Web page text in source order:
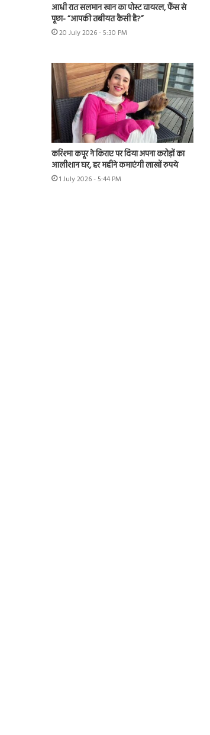
आधी रात सलमान खान का पोस्ट वायरल, फैंस से
पूछा- “आपकी तबीयत कैसी है?”
20 July 2026 - 5:30 PM
करिश्मा कपूर ने किराए पर दिया अपना करोड़ों का
आलीशान घर, हर महीने कमाएंगी लाखों रुपये
1 July 2026 - 5:44 PM